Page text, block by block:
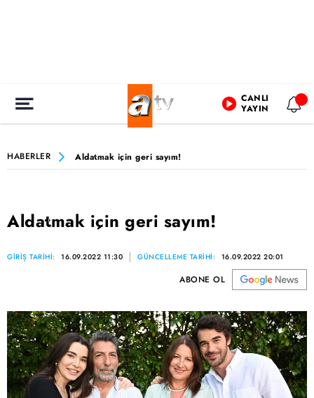
CANLI
YAYIN
HABERLER Aldatmak için geri sayım!
Aldatmak için geri sayım!
GİRİŞ TARİHİ: 16.09.2022 11:30 GÜNCELLEME TARİHİ: 16.09.2022 20:01
ABONE OL